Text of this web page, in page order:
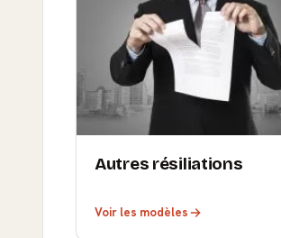
Autres résiliations
Voir les modèles